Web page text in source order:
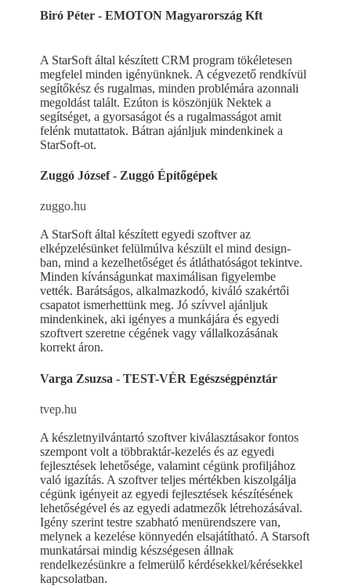
Biró Péter - EMOTON Magyarország Kft
A StarSoft által készített CRM program tökéletesen
megfelel minden igényünknek. A cégvezető rendkívül
segítőkész és rugalmas, minden problémára azonnali
megoldást talált. Ezúton is köszönjük Nektek a
segítséget, a gyorsaságot és a rugalmasságot amit
felénk mutattatok. Bátran ajánljuk mindenkinek a
StarSoft-ot.
Zuggó József - Zuggó Építőgépek
zuggo.hu
A StarSoft által készített egyedi szoftver az
elképzelésünket felülmúlva készült el mind design-
ban, mind a kezelhetőséget és átláthatóságot tekintve.
Minden kívánságunkat maximálisan figyelembe
vették. Barátságos, alkalmazkodó, kiváló szakértői
csapatot ismerhettünk meg. Jó szívvel ajánljuk
mindenkinek, aki igényes a munkájára és egyedi
szoftvert szeretne cégének vagy vállalkozásának
korrekt áron.
Varga Zsuzsa - TEST-VÉR Egészségpénztár
tvep.hu
A készletnyilvántartó szoftver kiválasztásakor fontos
szempont volt a többraktár-kezelés és az egyedi
fejlesztések lehetősége, valamint cégünk profiljához
való igazítás. A szoftver teljes mértékben kiszolgálja
cégünk igényeit az egyedi fejlesztések készítésének
lehetőségével és az egyedi adatmezők létrehozásával.
Igény szerint testre szabható menürendszere van,
melynek a kezelése könnyedén elsajátítható. A Starsoft
munkatársai mindig készségesen állnak
rendelkezésünkre a felmerülő kérdésekkel/kérésekkel
kapcsolatban.